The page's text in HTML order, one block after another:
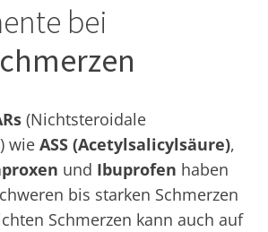
bei
(Nichtsteroidale
wie ASS (Acetylsalicylsäure),
und Ibuprofen haben
bis starken Schmerzen
Schmerzen kann auch auf